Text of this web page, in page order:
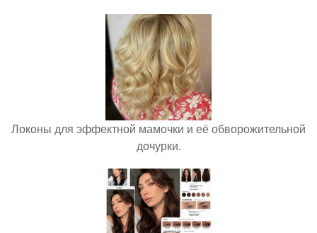
Локоны для эффектной мамочки и её обворожительной
дочурки.